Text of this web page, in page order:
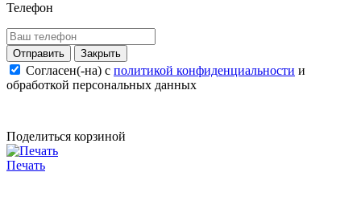
Телефон
Закрыть
Согласен(-на) c политикой конфиденциальности и
обработкой персональных данных
Поделиться корзиной
Печать